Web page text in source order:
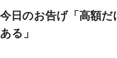
今日のお告げ「高額
ある」